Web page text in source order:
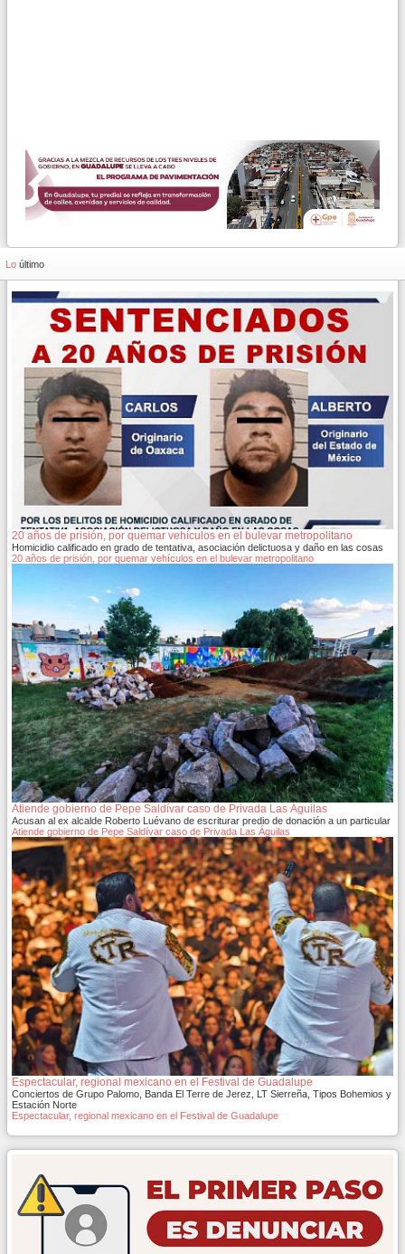
Lo último
20 años de prisión, por quemar vehículos en el bulevar metropolitano
Homicidio calificado en grado de tentativa, asociación delictuosa y daño en las cosas
20 años de prisión, por quemar vehículos en el bulevar metropolitano
Atiende gobierno de Pepe Saldívar caso de Privada Las Águilas
Acusan al ex alcalde Roberto Luévano de escriturar predio de donación a un particular
Atiende gobierno de Pepe Saldívar caso de Privada Las Águilas
Espectacular, regional mexicano en el Festival de Guadalupe
Conciertos de Grupo Palomo, Banda El Terre de Jerez, LT Sierreña, Tipos Bohemios y
Estación Norte
Espectacular, regional mexicano en el Festival de Guadalupe